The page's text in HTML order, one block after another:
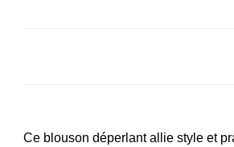
Ce blouson déperlant allie style et